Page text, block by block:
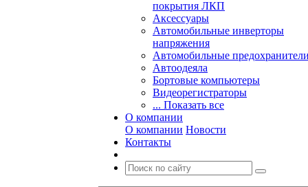
покрытия ЛКП
Аксессуары
Автомобильные инверторы
напряжения
Автомобильные
Автоодеяла
Бортовые компьютеры
Видеорегистраторы
... Показать все
О компании
О компании Новости
Контакты